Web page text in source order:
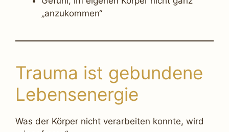
„anzukommen“
Trauma ist gebundene
Lebensenergie
Was der Körper nicht verarbeiten konnte, wird